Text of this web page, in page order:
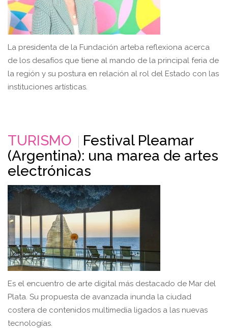
La presidenta de la Fundación arteba reflexiona acerca
de los desafíos que tiene al mando de la principal feria de
la región y su postura en relación al rol del Estado con las
instituciones artísticas.
TURISMO
Festival Pleamar
(Argentina): una marea de artes
electrónicas
Es el encuentro de arte digital más destacado de Mar del
Plata. Su propuesta de avanzada inunda la ciudad
costera de contenidos multimedia ligados a las nuevas
tecnologías.